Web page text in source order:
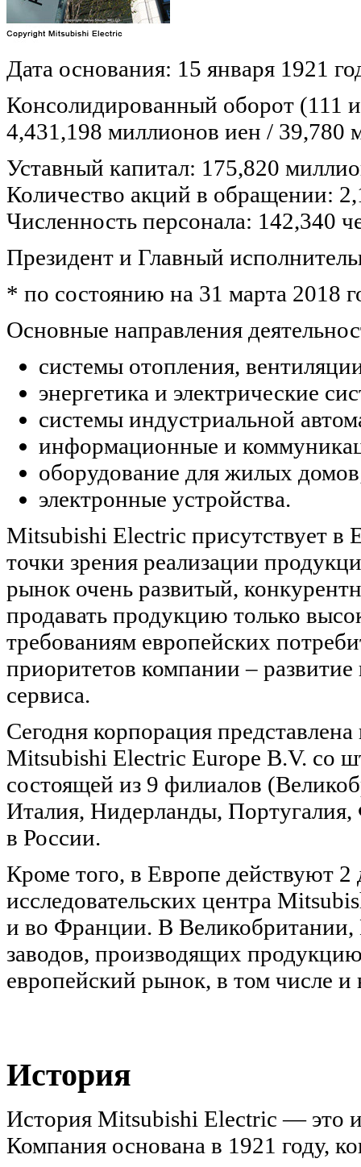
Дата основания: 15 января 1921
Консолидированный оборот (111
4,431,198 миллионов иен /
Уставный капитал: 175,820
Количество акций в обращении:
Численность персонала: 142,340
Президент и Главный
* по состоянию на 31 марта 2018
Основные направления
системы отопления,
энергетика и электрические
системы индустриальной
информационные и
оборудование для жилых
электронные устройства.
Mitsubishi Electric присутствует в
точки зрения реализации
рынок очень развитый,
продавать продукцию только
требованиям европейских
приоритетов компании –
сервиса.
Сегодня корпорация
Mitsubishi Electric Europe B.V. со
состоящей из 9 филиалов
Италия, Нидерланды,
в России.
Кроме того, в Европе действуют
исследовательских центра
и во Франции. В
заводов, производящих
европейский рынок, в том числе
История
История Mitsubishi Electric — это
Компания основана в 1921 году,